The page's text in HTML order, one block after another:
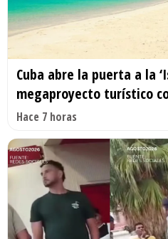
Cuba abre la puerta a la
megaproyecto turístico
Hace 7 horas